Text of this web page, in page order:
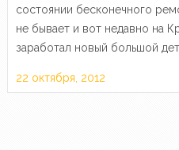
состоянии бесконечного
не бывает и вот недавно на
заработал новый большой
22 октября, 2012